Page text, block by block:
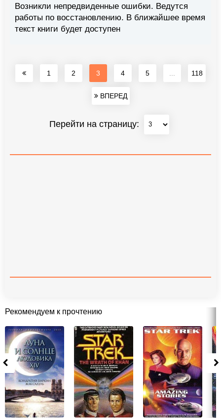
Возникли непредвиденные ошибки. Ведутся
работы по восстановлению. В ближайшее время
текст книги будет доступен
1 2 3 4 5 118
ВПЕРЕД
Перейти на страницу:
Рекомендуем к прочтению